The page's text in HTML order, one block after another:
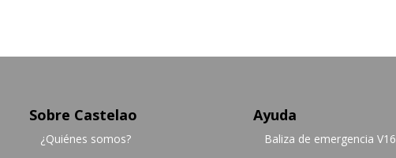
Sobre Castelao
¿Quiénes somos?
Ayuda
Baliza de emergencia V16